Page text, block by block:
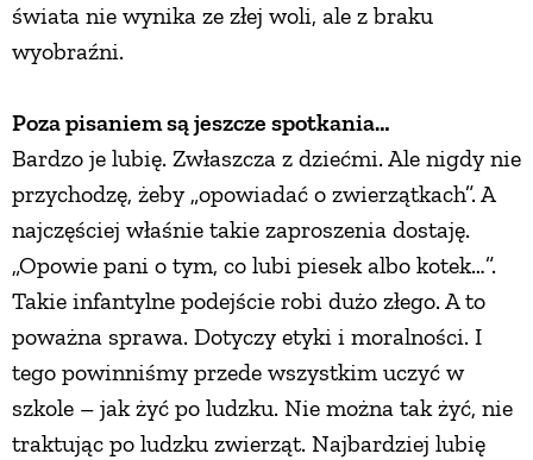
świata nie wynika ze złej woli, ale z braku
wyobraźni.
Poza pisaniem są jeszcze spotkania…
Bardzo je lubię. Zwłaszcza z dziećmi. Ale nigdy nie
przychodzę, żeby „opowiadać o zwierzątkach”. A
najczęściej właśnie takie zaproszenia dostaję.
„Opowie pani o tym, co lubi piesek albo kotek…”.
Takie infantylne podejście robi dużo złego. A to
poważna sprawa. Dotyczy etyki i moralności. I
tego powinniśmy przede wszystkim uczyć w
szkole – jak żyć po ludzku. Nie można tak żyć, nie
traktując po ludzku zwierząt. Najbardziej lubię